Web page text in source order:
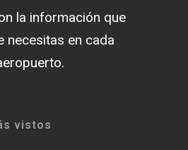
la información que
necesitas en cada
vistos